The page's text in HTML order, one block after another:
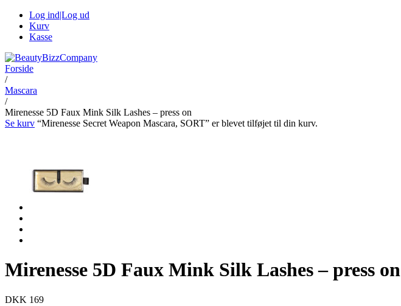
Log ind|Log ud
Kurv
Kasse
Forside
/
Mascara
/
Mirenesse 5D Faux Mink Silk Lashes – press on
Se kurv “Mirenesse Secret Weapon Mascara, SORT” er blevet tilføjet til din kurv.
Mirenesse 5D Faux Mink Silk Lashes – press on
DKK 169